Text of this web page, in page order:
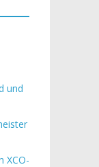
und
XCO-